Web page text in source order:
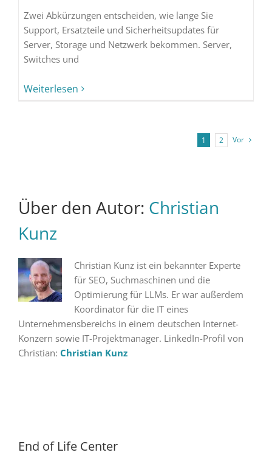
Zwei Abkürzungen entscheiden, wie lange Sie
Support, Ersatzteile und Sicherheitsupdates für
Server, Storage und Netzwerk bekommen. Server,
Switches und
Weiterlesen
1 2 Vor
Über den Autor: Christian
Kunz
Christian Kunz ist ein bekannter Experte
für SEO, Suchmaschinen und die
Optimierung für LLMs. Er war außerdem
Koordinator für die IT eines
Unternehmensbereichs in einem deutschen Internet-
Konzern sowie IT-Projektmanager. LinkedIn-Profil von
Christian: Christian Kunz
End of Life Center